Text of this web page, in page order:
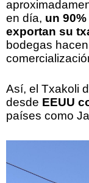
en día, un
exportan su
bodegas
Así, el Txakoli
desde EEUU
países como